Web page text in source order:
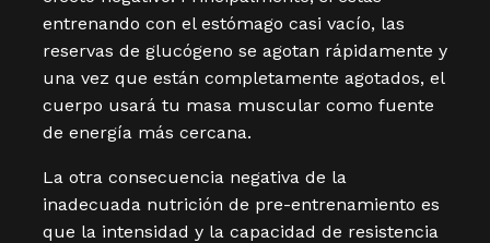
entrenando con el estómago casi vacío, las
reservas de glucógeno se agotan rápidamente y
una vez que están completamente agotados, el
cuerpo usará tu masa muscular como fuente
de energía más cercana.
La otra consecuencia negativa de la
inadecuada nutrición de pre-entrenamiento es
que la intensidad y la capacidad de resistencia